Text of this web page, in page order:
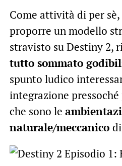
Come attività di per
proporre un modello
stravisto su Destiny 2,
tutto sommato
spunto ludico
integrazione
che sono le
naturale/meccanico